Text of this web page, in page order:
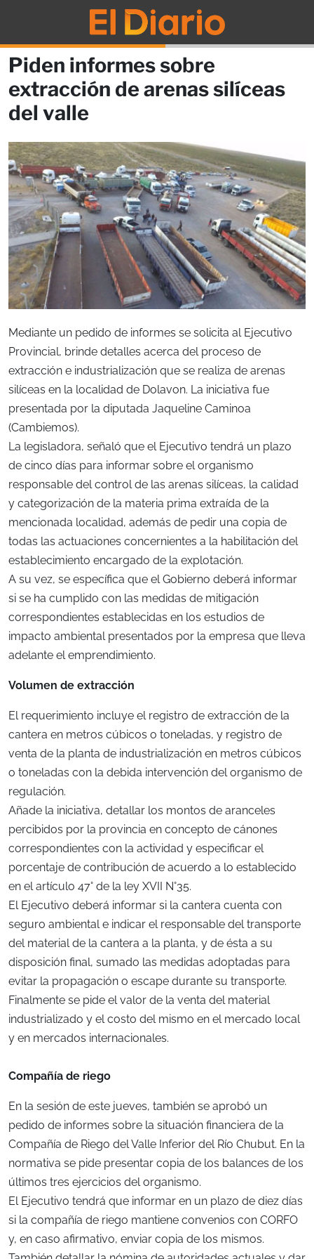
Piden informes sobre
extracción de arenas silíceas
del valle
Mediante un pedido de informes se solicita al Ejecutivo
Provincial, brinde detalles acerca del proceso de
extracción e industrialización que se realiza de arenas
silíceas en la localidad de Dolavon. La iniciativa fue
presentada por la diputada Jaqueline Caminoa
(Cambiemos).
La legisladora, señaló que el Ejecutivo tendrá un plazo
de cinco días para informar sobre el organismo
responsable del control de las arenas silíceas, la calidad
y categorización de la materia prima extraída de la
mencionada localidad, además de pedir una copia de
todas las actuaciones concernientes a la habilitación del
establecimiento encargado de la explotación.
A su vez, se específica que el Gobierno deberá informar
si se ha cumplido con las medidas de mitigación
correspondientes establecidas en los estudios de
impacto ambiental presentados por la empresa que lleva
adelante el emprendimiento.
Volumen de extracción
El requerimiento incluye el registro de extracción de la
cantera en metros cúbicos o toneladas, y registro de
venta de la planta de industrialización en metros cúbicos
o toneladas con la debida intervención del organismo de
regulación.
Añade la iniciativa, detallar los montos de aranceles
percibidos por la provincia en concepto de cánones
correspondientes con la actividad y especificar el
porcentaje de contribución de acuerdo a lo establecido
en el artículo 47° de la ley XVII N°35.
El Ejecutivo deberá informar si la cantera cuenta con
seguro ambiental e indicar el responsable del transporte
del material de la cantera a la planta, y de ésta a su
disposición final, sumado las medidas adoptadas para
evitar la propagación o escape durante su transporte.
Finalmente se pide el valor de la venta del material
industrializado y el costo del mismo en el mercado local
y en mercados internacionales.
Compañía de riego
En la sesión de este jueves, también se aprobó un
pedido de informes sobre la situación financiera de la
Compañía de Riego del Valle Inferior del Río Chubut. En la
normativa se pide presentar copia de los balances de los
últimos tres ejercicios del organismo.
El Ejecutivo tendrá que informar en un plazo de diez días
si la compañía de riego mantiene convenios con CORFO
y, en caso afirmativo, enviar copia de los mismos.